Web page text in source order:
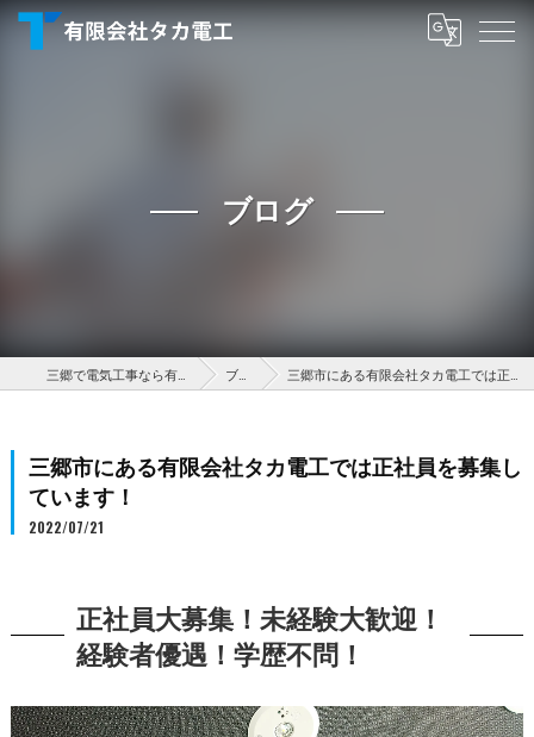
ブログ
三郷で電気工事なら有限会社タカ電工 ブログ 三郷市にある有限会社タカ電工では正社員を募集しています！
三郷市にある有限会社タカ電工では正社員を募集し
ています！
2022/07/21
正社員大募集！未経験大歓迎！
経験者優遇！学歴不問！